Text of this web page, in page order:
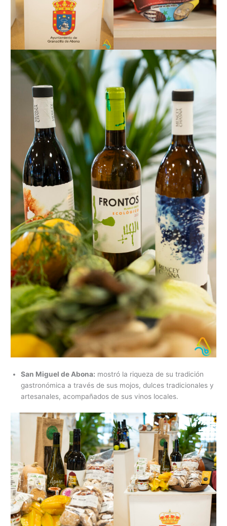
San Miguel de Abona: mostró la riqueza de su tradición
gastronómica a través de sus mojos, dulces tradicionales y
artesanales, acompañados de sus vinos locales.